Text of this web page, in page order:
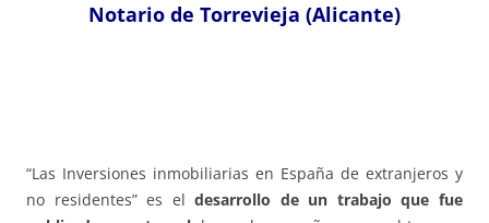
Notario de Torrevieja (Alicante)
“Las Inversiones inmobiliarias en España de extranjeros y
no residentes” es el desarrollo de un trabajo que fue